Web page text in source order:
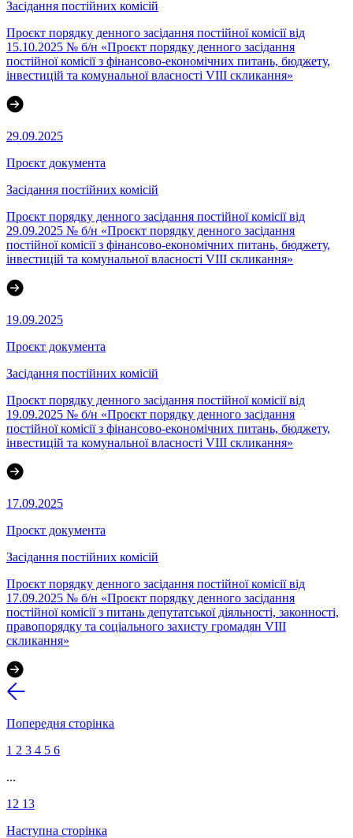
Засідання постійних комісій
Проєкт порядку денного засідання постійної комісії від
15.10.2025 № б/н «Проєкт порядку денного засідання
постійної комісії з фінансово-економічних питань, бюджету,
інвестицій та комунальної власності VІІІ скликання»
29.09.2025
Проєкт документа
Засідання постійних комісій
Проєкт порядку денного засідання постійної комісії від
29.09.2025 № б/н «Проєкт порядку денного засідання
постійної комісії з фінансово-економічних питань, бюджету,
інвестицій та комунальної власності VІІІ скликання»
19.09.2025
Проєкт документа
Засідання постійних комісій
Проєкт порядку денного засідання постійної комісії від
19.09.2025 № б/н «Проєкт порядку денного засідання
постійної комісії з фінансово-економічних питань, бюджету,
інвестицій та комунальної власності VІІІ скликання»
17.09.2025
Проєкт документа
Засідання постійних комісій
Проєкт порядку денного засідання постійної комісії від
17.09.2025 № б/н «Проєкт порядку денного засідання
постійної комісії з питань депутатської діяльності, законності,
правопорядку та соціального захисту громадян VІІІ
скликання»
Попередня сторінка
1 2 3 4 5 6
...
12 13
Наступна сторінка